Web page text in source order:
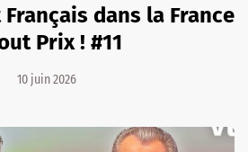
dans la France
Prix ! #11
10 juin 2026